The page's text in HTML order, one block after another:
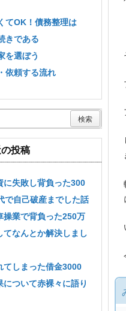
てOK！債務整理は
きである
を選ぼう
依頼する流れ
投稿
に失敗し背負った300
で自己破産までした話
操業で背負った250万
てなんとか解決しまし
てしまった借金3000
ついて赤裸々に語り